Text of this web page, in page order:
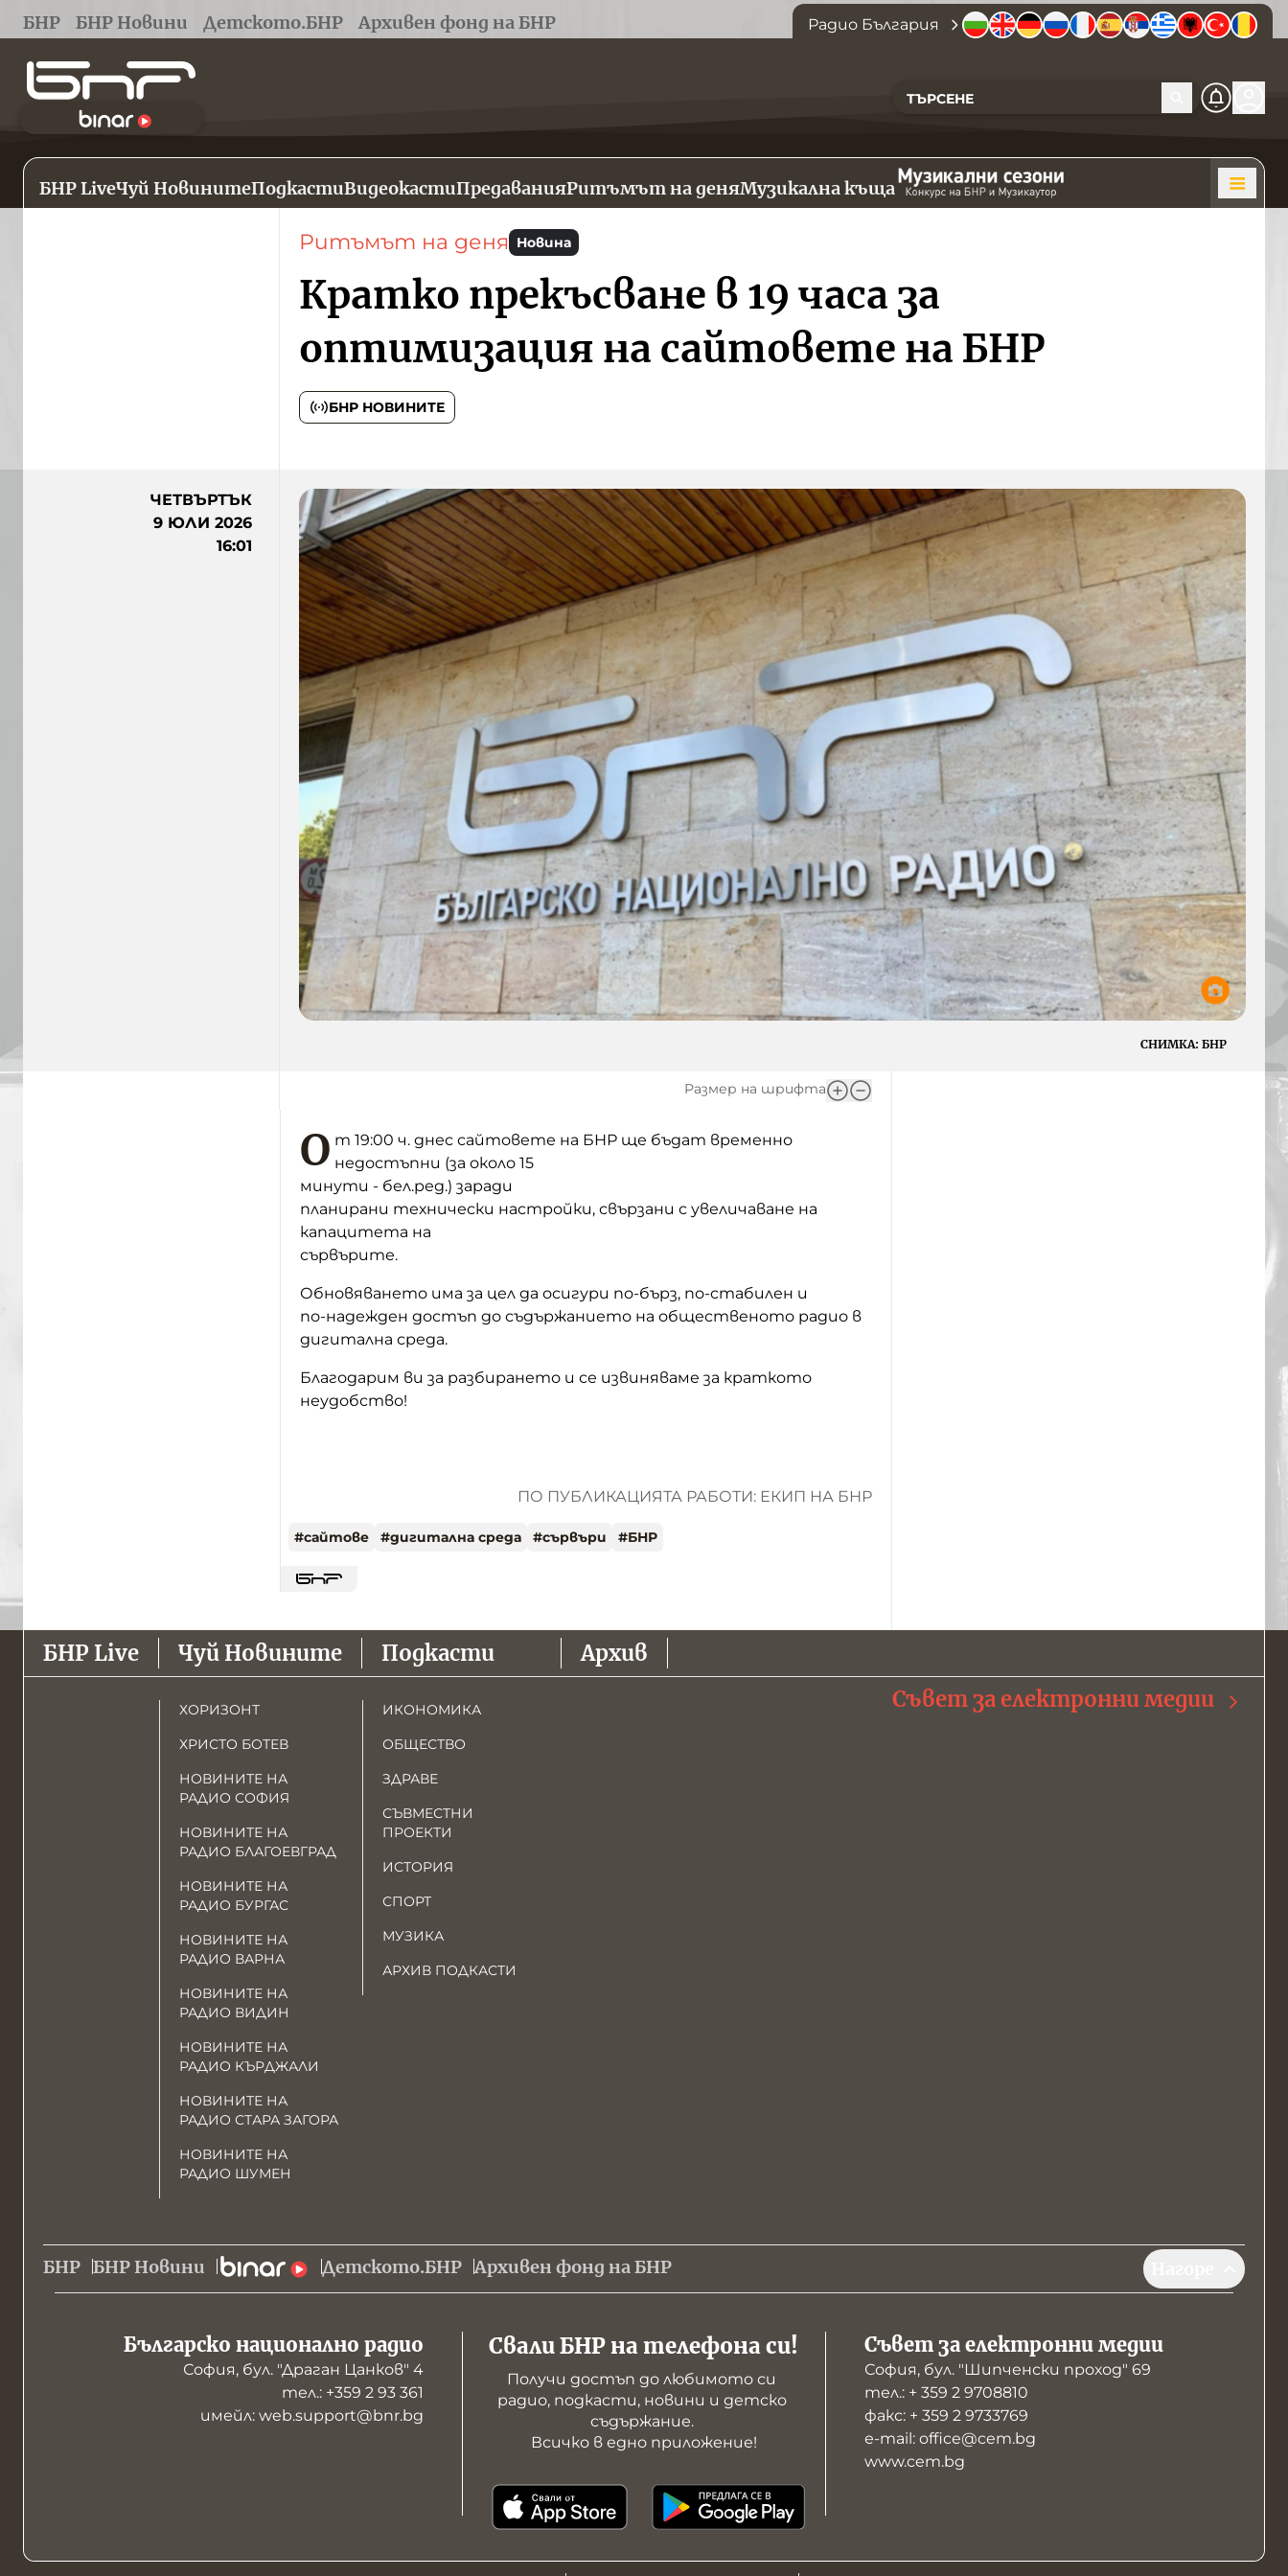
БНР БНР Новини Детското.БНР Архивен фонд на БНР Радио България
БНР LiveЧуй НовинитеПодкастиВидеокастиПредаванияРитъмът на деняМузикална къща
Ритъмът на деня Новина
Кратко прекъсване в 19 часа за
оптимизация на сайтовете на БНР
БНР НОВИНИТЕ
ЧЕТВЪРТЪК
9 ЮЛИ 2026
16:01
СНИМКА: БНР
Размер на шрифта
О т 19:00 ч. днес сайтовете на БНР ще бъдат временно
недостъпни (за около 15
минути - бел.ред.) заради
планирани технически настройки, свързани с увеличаване на
капацитета на
сървърите.
Обновяването има за цел да осигури по-бърз, по-стабилен и
по-надежден достъп до съдържанието на общественото радио в
дигитална среда.
Благодарим ви за разбирането и се извиняваме за краткото
неудобство!
ПО ПУБЛИКАЦИЯТА РАБОТИ: ЕКИП НА БНР
#сайтове #дигитална среда #сървъри #БНР
БНР Live Чуй Новините
ХОРИЗОНТ
ХРИСТО БОТЕВ
НОВИНИТЕ НА
РАДИО СОФИЯ
НОВИНИТЕ НА
РАДИО БЛАГОЕВГРАД
НОВИНИТЕ НА
РАДИО БУРГАС
НОВИНИТЕ НА
РАДИО ВАРНА
НОВИНИТЕ НА
РАДИО ВИДИН
НОВИНИТЕ НА
РАДИО КЪРДЖАЛИ
НОВИНИТЕ НА
РАДИО СТАРА ЗАГОРА
НОВИНИТЕ НА
РАДИО ШУМЕН
Подкасти
ИКОНОМИКА
ОБЩЕСТВО
ЗДРАВЕ
СЪВМЕСТНИ
ПРОЕКТИ
ИСТОРИЯ
СПОРТ
МУЗИКА
АРХИВ ПОДКАСТИ
Архив
Съвет за електронни медии
БНР БНР Новини Детското.БНР Архивен фонд на БНР
Българско национално радио
София, бул. "Драган Цанков" 4
тел.: +359 2 93 361
имейл: web.support@bnr.bg
Свали БНР на телефона си!
Получи достъп до любимото си
радио, подкасти, новини и детско
съдържание.
Всичко в едно приложение!
Съвет за електронни медии
София, бул. "Шипченски проход" 69
тел.: + 359 2 9708810
факс: + 359 2 9733769
е-mail: office@cem.bg
www.cem.bg